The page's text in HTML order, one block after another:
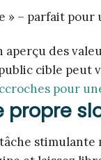
– parfait pour
des
cible
pour
stimulante